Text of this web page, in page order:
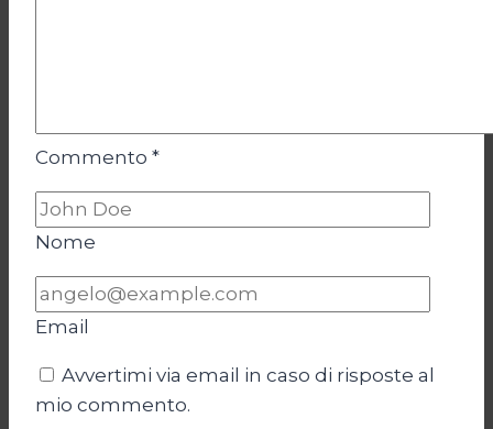
Commento *
Nome
Email
Avvertimi via email in caso di risposte al
mio commento.